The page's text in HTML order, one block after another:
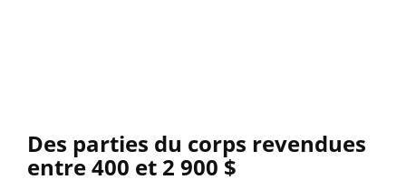
Des parties du corps revendues
entre 400 et 2 900 $